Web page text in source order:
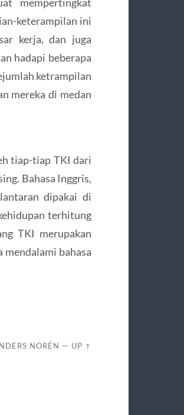
keterampilan ini
kerja, dan juga
hadapi beberapa
ketrampilan
mereka di medan
tiap-tiap TKI dari
Bahasa Inggris,
dipakai di
terhitung
TKI merupakan
mendalami bahasa
NORÉN — UP ↑